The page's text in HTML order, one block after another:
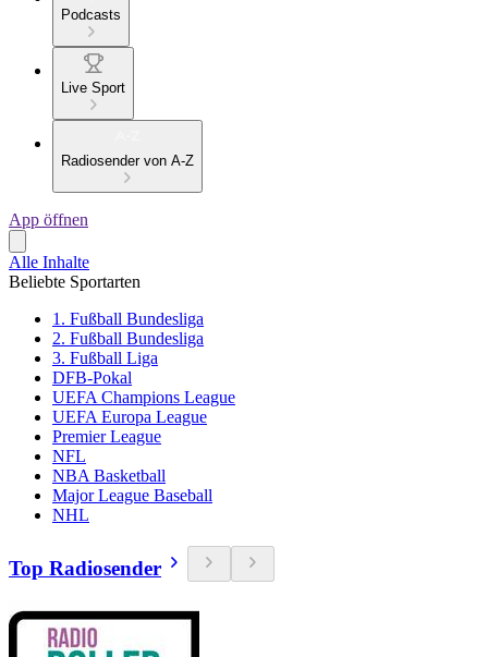
Podcasts
Live Sport
Radiosender von A-Z
App öffnen
Alle Inhalte
Beliebte Sportarten
1. Fußball Bundesliga
2. Fußball Bundesliga
3. Fußball Liga
DFB-Pokal
UEFA Champions League
UEFA Europa League
Premier League
NFL
NBA Basketball
Major League Baseball
NHL
Top Radiosender